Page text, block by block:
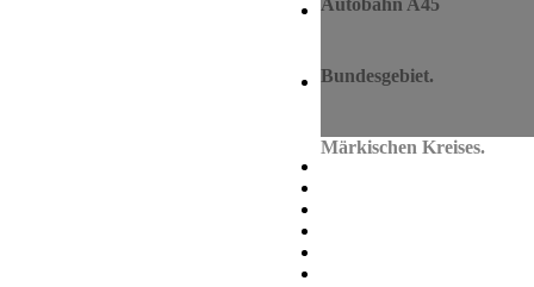
Hervorragende
Bundesgebiet.
Wirtschaftsraum
Märkischen Kreises.